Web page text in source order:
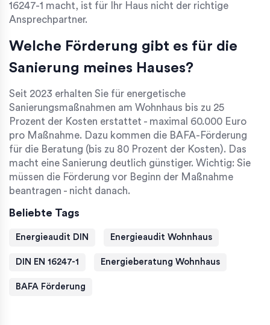
16247-1 macht, ist für Ihr Haus nicht der richtige
Ansprechpartner.
Welche Förderung gibt es für die
Sanierung meines Hauses?
Seit 2023 erhalten Sie für energetische
Sanierungsmaßnahmen am Wohnhaus bis zu 25
Prozent der Kosten erstattet - maximal 60.000 Euro
pro Maßnahme. Dazu kommen die BAFA-Förderung
für die Beratung (bis zu 80 Prozent der Kosten). Das
macht eine Sanierung deutlich günstiger. Wichtig: Sie
müssen die Förderung vor Beginn der Maßnahme
beantragen - nicht danach.
Beliebte Tags
Energieaudit DIN Energieaudit Wohnhaus
DIN EN 16247-1 Energieberatung Wohnhaus
BAFA Förderung